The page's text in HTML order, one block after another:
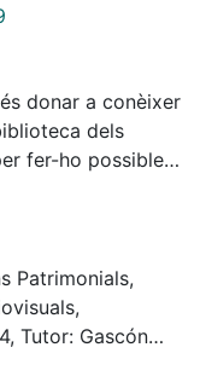
donar a conèixer
dels
fer-ho possible
els volums que hi
conjuntament,
serveixi per
fent les
realitzat
ser utilitzat tant
Patrimonials,
Tutor: Gascón